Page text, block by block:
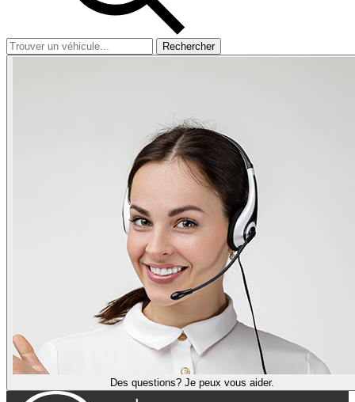
Rechercher
Des questions? Je peux vous aider.